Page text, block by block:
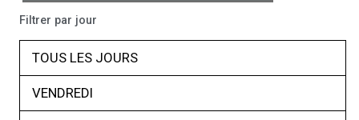
Filtrer par jour
TOUS LES JOURS
VENDREDI